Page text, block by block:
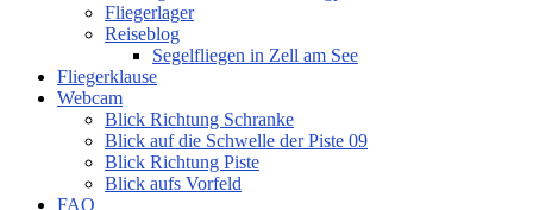
Fliegerlager
Reiseblog
Segelfliegen in Zell am See
Fliegerklause
Webcam
Blick Richtung Schranke
Blick auf die Schwelle der Piste 09
Blick Richtung Piste
Blick aufs Vorfeld
FAQ